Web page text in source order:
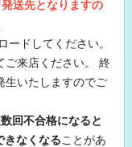
送先となりますの
ドしてください。
来店ください。 終
生いたしますのでご
回不合格になると
きなくなる ことがあ